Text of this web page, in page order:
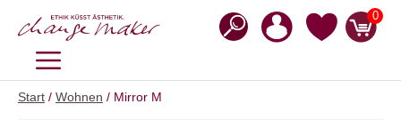
Inhalt
0
MENÜ
Start / Wohnen / Mirror M